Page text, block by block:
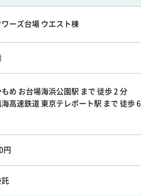
ーズ台場 ウエスト棟
め お台場海浜公園駅 まで 徒歩 2 分
海高速鉄道 東京テレポート駅 まで 徒歩 6
円
託